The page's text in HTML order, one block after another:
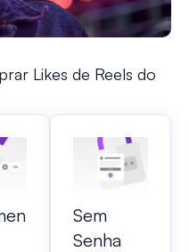
Likes de Reels do
Sem
Senha